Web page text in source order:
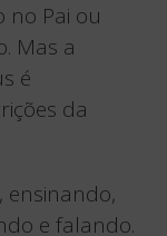
Pai ou
Mas a
é
da
ensinando,
e falando.